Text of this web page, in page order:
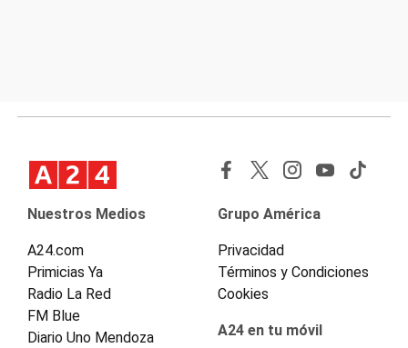
Nuestros Medios
A24.com
Primicias Ya
Radio La Red
FM Blue
Diario Uno Mendoza
Grupo América
Privacidad
Términos y Condiciones
Cookies
A24 en tu móvil